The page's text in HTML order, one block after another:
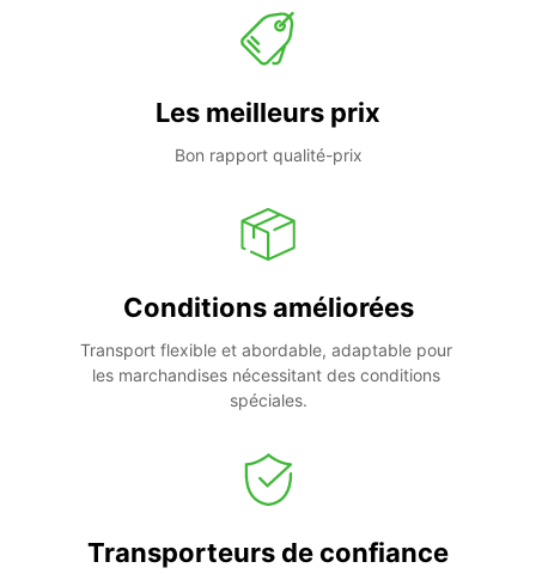
Les meilleurs prix
Bon rapport qualité-prix
Conditions améliorées
Transport flexible et abordable, adaptable pour
les marchandises nécessitant des conditions
spéciales.
Transporteurs de confiance